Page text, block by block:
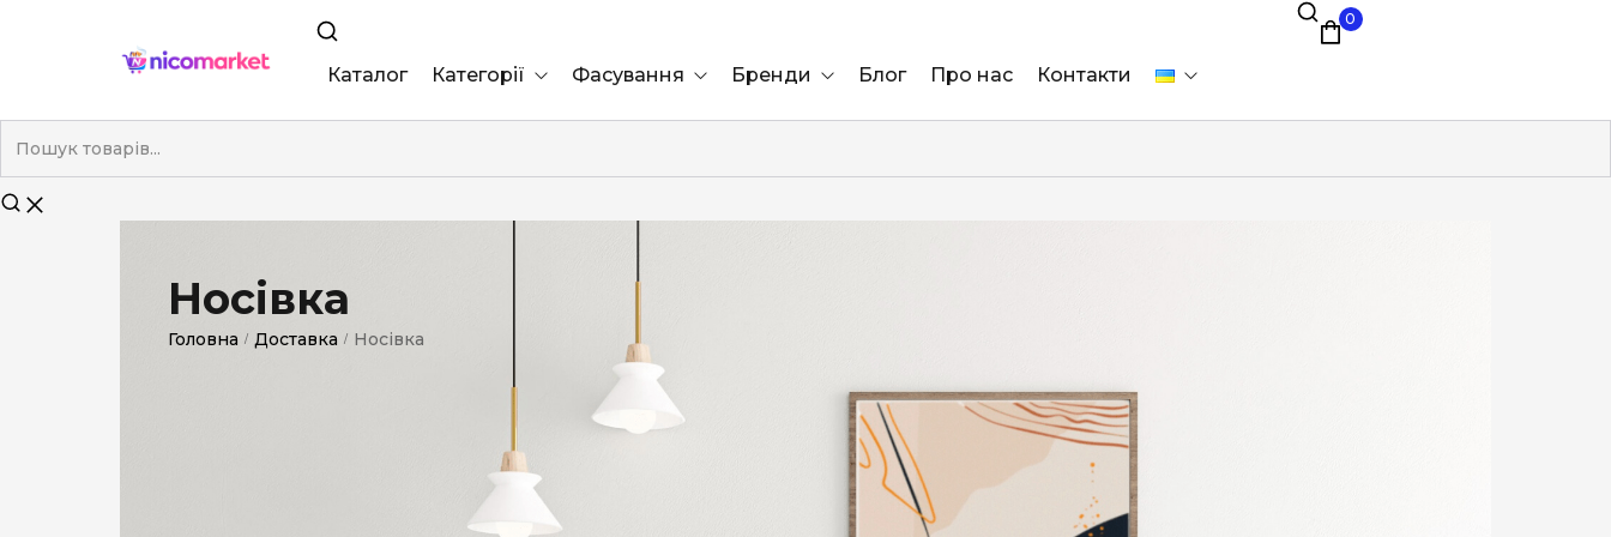
Каталог Категорії
Без фільтра
Смакові (капсула)
Фасування Бренди Блог Про нас Контакти
0
Носівка
Головна / Доставка / Носівка